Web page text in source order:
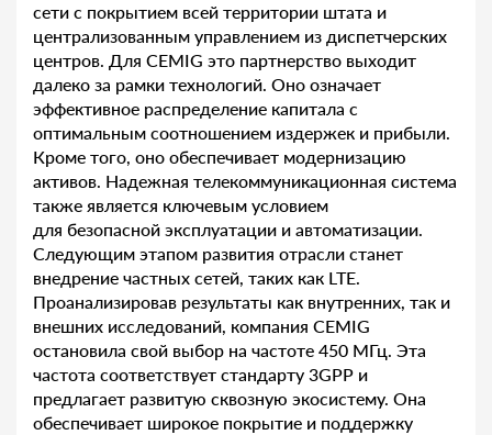
сети с покрытием всей территории штата и
централизованным управлением из диспетчерских
центров. Для CEMIG это партнерство выходит
далеко за рамки технологий. Оно означает
эффективное распределение капитала с
оптимальным соотношением издержек и прибыли.
Кроме того, оно обеспечивает модернизацию
активов. Надежная телекоммуникационная система
также является ключевым условием
для безопасной эксплуатации и автоматизации.
Следующим этапом развития отрасли станет
внедрение частных сетей, таких как LTE.
Проанализировав результаты как внутренних, так и
внешних исследований, компания CEMIG
остановила свой выбор на частоте 450 МГц. Эта
частота соответствует стандарту 3GPP и
предлагает развитую сквозную экосистему. Она
обеспечивает широкое покрытие и поддержку